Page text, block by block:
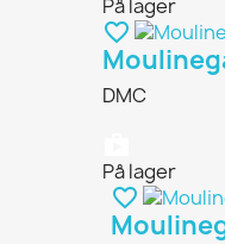
På lager
favorite_border
DMC
På lager
favorite_border